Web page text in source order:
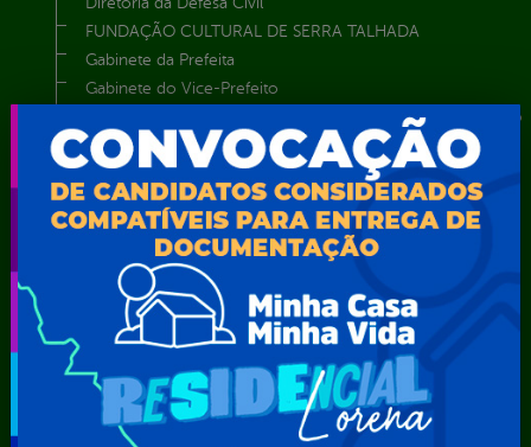
FUNDAÇÃO CULTURAL DE SERRA TALHADA
Gabinete da Prefeita
Gabinete do Vice-Prefeito
Instituto de Previdência Própria dos Servidores Públicos do
Município de Serra Talhada-IPPS
Obras e Infraestrutura
Procuradoria Geral do Município
Secretaria de Comunicação Social e Audiovisual
Secretaria de Desenvolvimento Econômico e Turismo
Secretaria de Iluminação Pública e Energia Elétrica
Secretaria Municipal da Mulher – SEMU
Secretaria Municipal de Administração – SAD
Secretaria Municipal de Agricultura e Recursos Hídricos –
SEMARH / Secretaria de Agricultura Familiar – SEMAF
Secretaria Municipal de Educação – SEST